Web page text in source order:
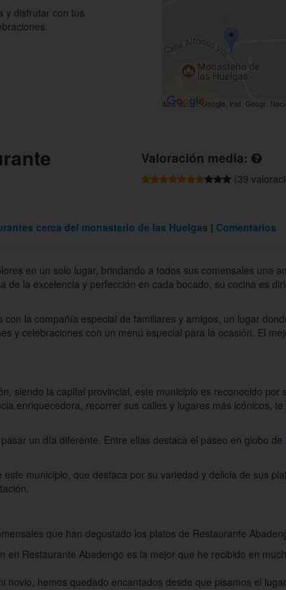
y disfrutar con tus
Valoración media:
(39
cerca del monasterio de las Huelgas Comentarios
en un solo lugar, brindando a todos sus comensales una
de la excelencia y perfección en cada bocado, su cocina es
la compañía especial de familiares y amigos, un lugar
y celebraciones con un menú especial para la ocasión. El
siendo la capital provincial, este municipio es reconocido por
enriquecedora, recorrer sus calles y lugares más icónicos,
un día diferente. Entre ellas destaca el paseo en globo de
municipio, que destaca por su variedad y delicia de sus
que han degustado los platos de Restaurante
en Restaurante Abadengo es la mejor que he recibido en
novio, hemos quedado encantados desde que pisamos el